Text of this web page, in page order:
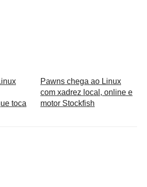
toca
Pawns chega ao Linux
com xadrez local, online e
motor Stockfish